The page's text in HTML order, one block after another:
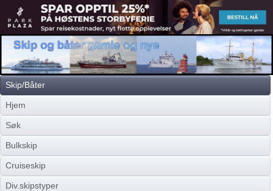
Skip/Båter
Hjem
Søk
Bulkskip
Cruiseskip
Div.skipstyper